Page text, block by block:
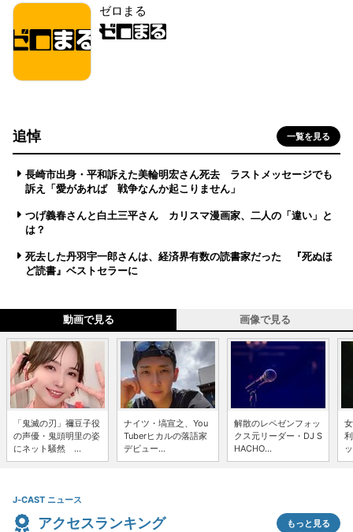
ゼロまる
追悼 一覧を見る
長崎市出身・平和訴えた美輪明宏さん死去 ラストメッセージでも
訴え「愛があれば 戦争なんか起こりません」
つげ義春さんと白土三平さん カリスマ漫画家、二人の「違い」と
は？
死去した丹羽宇一郎さんは、経済界有数の読書家だった 『死ぬほ
ど読書』ベストセラーに
動画で見る 画像で見る
「鬼滅の刃」禰豆子役
の声優・鬼頭明里の姿
にネット騒然 ...
ナイツ・塙宣之、You
Tuberヒカルの落語家
デビュー...
解散のレペゼンフォッ
クス元リーダー・DJ S
HACHO...
J-CAST ニュース
アクセスランキング もっと見る